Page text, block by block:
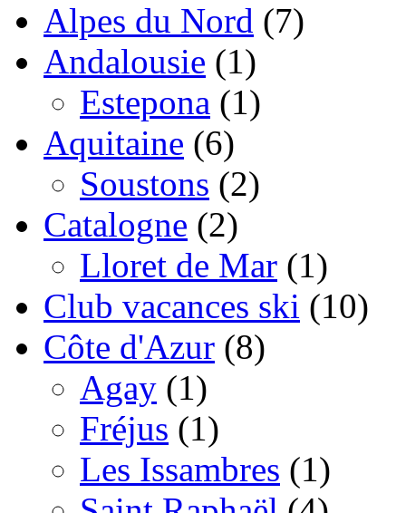
Alpes du Nord (7)
Andalousie (1)
Estepona (1)
Aquitaine (6)
Soustons (2)
Catalogne (2)
Lloret de Mar (1)
Club vacances ski (10)
Côte d'Azur (8)
Agay (1)
Fréjus (1)
Les Issambres (1)